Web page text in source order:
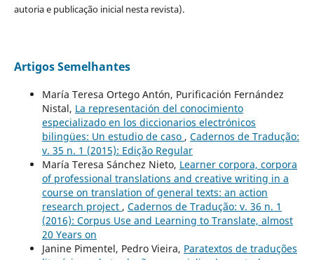
autoria e publicação inicial nesta revista).
Artigos Semelhantes
María Teresa Ortego Antón, Purificación Fernández
Nistal, La representación del conocimiento
especializado en los diccionarios electrónicos
bilingües: Un estudio de caso , Cadernos de Tradução:
v. 35 n. 1 (2015): Edição Regular
María Teresa Sánchez Nieto, Learner corpora, corpora
of professional translations and creative writing in a
course on translation of general texts: an action
research project , Cadernos de Tradução: v. 36 n. 1
(2016): Corpus Use and Learning to Translate, almost
20 Years on
Janine Pimentel, Pedro Vieira, Paratextos de traduções